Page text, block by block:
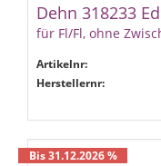
Dehn 318233
für Fl/Fl, ohne
Artikelnr:
Herstellernr:
Bis 31.12.2026 %